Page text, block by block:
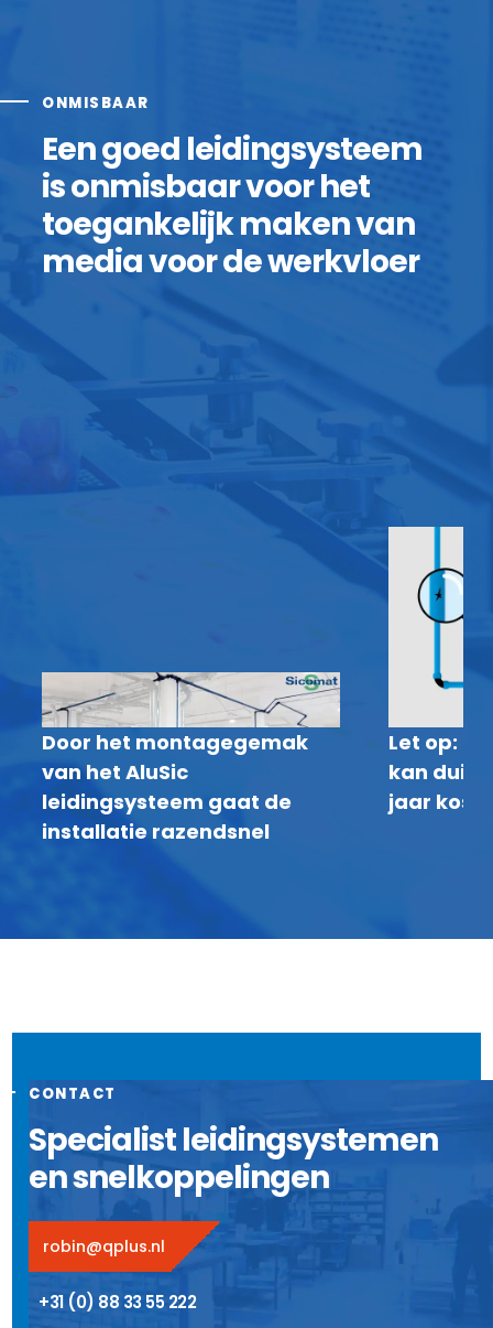
ONMISBAAR
Een goed leidingsysteem
is onmisbaar voor het
toegankelijk maken van
media voor de werkvloer
Door het montagegemak
van het AluSic
leidingsysteem gaat de
installatie razendsnel
Let op:
kan
jaar
CONTACT
Specialist leidingsystemen
en snelkoppelingen
robin@qplus.nl
+31 (0) 88 33 55 222